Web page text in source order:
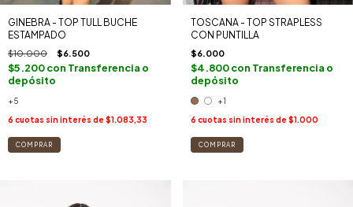
GINEBRA - TOP TULL BUCHE
ESTAMPADO
$10.000 $6.500
$5.200con Transferencia o
depósito
+5
6 cuotas sin interés de $1.083,33
COMPRAR
TOSCANA - TOP STRAPLESS
CON PUNTILLA
$6.000
$4.800con Transferencia o
depósito
+1
6 cuotas sin interés de $1.000
COMPRAR